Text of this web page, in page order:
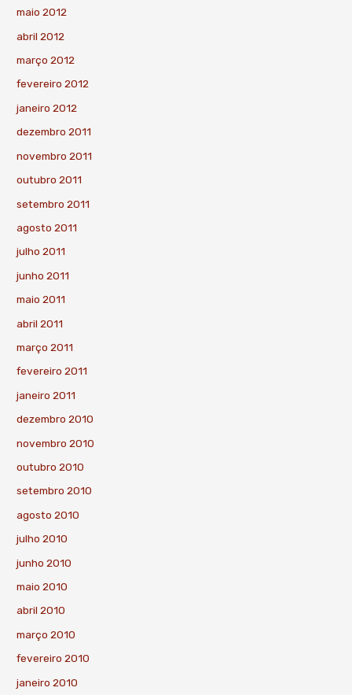
maio 2012
abril 2012
março 2012
fevereiro 2012
janeiro 2012
dezembro 2011
novembro 2011
outubro 2011
setembro 2011
agosto 2011
julho 2011
junho 2011
maio 2011
abril 2011
março 2011
fevereiro 2011
janeiro 2011
dezembro 2010
novembro 2010
outubro 2010
setembro 2010
agosto 2010
julho 2010
junho 2010
maio 2010
abril 2010
março 2010
fevereiro 2010
janeiro 2010